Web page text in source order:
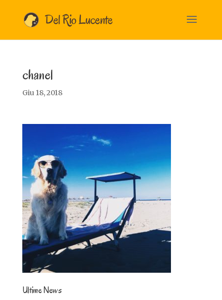
chanel
Giu 18, 2018
Ultime News